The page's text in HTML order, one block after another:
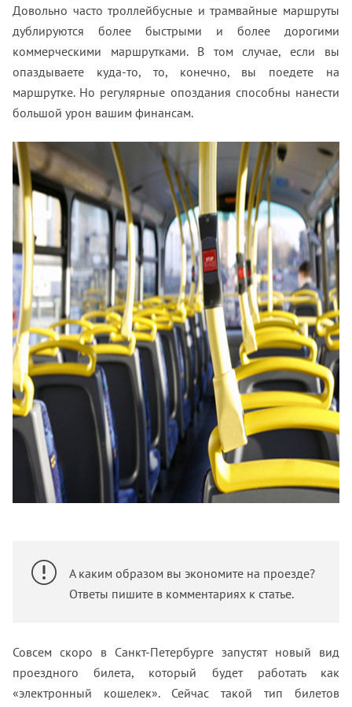
Довольно часто троллейбусные и трамвайные маршруты
дублируются более быстрыми и более дорогими
коммерческими маршрутками. В том случае, если вы
опаздываете куда-то, то, конечно, вы поедете на
маршрутке. Но регулярные опоздания способны нанести
большой урон вашим финансам.
А каким образом вы экономите на проезде?
Ответы пишите в комментариях к статье.
Совсем скоро в Санкт-Петербурге запустят новый вид
проездного билета, который будет работать как
«электронный кошелек». Сейчас такой тип билетов